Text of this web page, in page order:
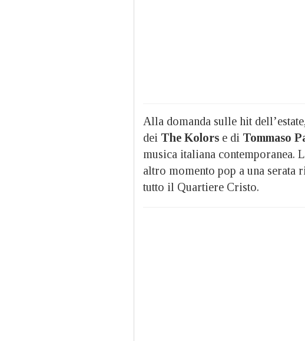
Alla domanda sulle hit
dei The Kolorse di Tommaso
musica italiana contemporanea.
altro momento pop a una serata
tutto il Quartiere Cristo.